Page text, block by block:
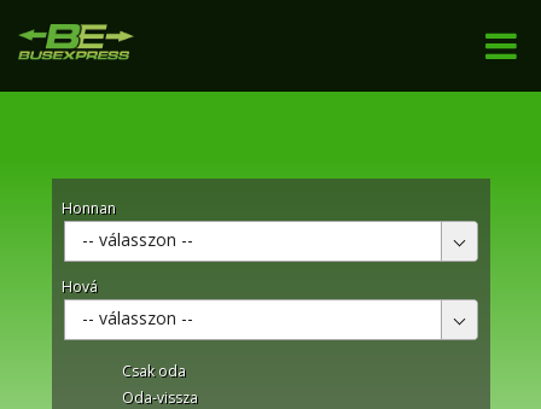
Honnan
-- válasszon --
Hová
-- válasszon --
Csak oda
Oda-vissza